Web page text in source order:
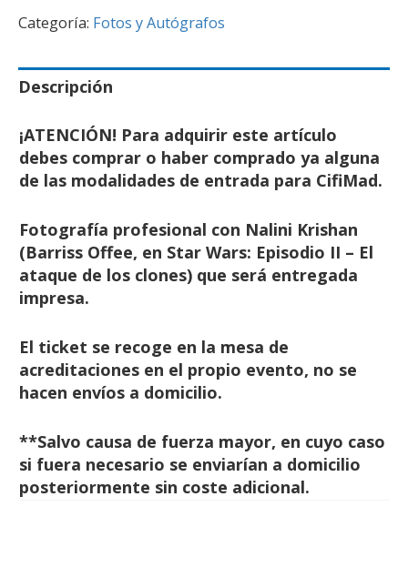
Categoría: Fotos y Autógrafos
Descripción
¡ATENCIÓN! Para adquirir este artículo
debes comprar o haber comprado ya alguna
de las modalidades de entrada para CifiMad.
Fotografía profesional con Nalini Krishan
(Barriss Offee, en Star Wars: Episodio II – El
ataque de los clones) que será entregada
impresa.
El ticket se recoge en la mesa de
acreditaciones en el propio evento, no se
hacen envíos a domicilio.
**Salvo causa de fuerza mayor, en cuyo caso
si fuera necesario se enviarían a domicilio
posteriormente sin coste adicional.